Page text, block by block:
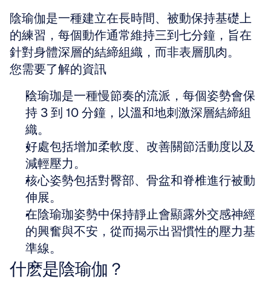
陰瑜伽是一種建立在長時間、被動保持基礎上
的練習，每個動作通常維持三到七分鐘，旨在
針對身體深層的結締組織，而非表層肌肉。
您需要了解的資訊
陰瑜珈是一種慢節奏的流派，每個姿勢會保
持 3 到 10 分鐘，以溫和地刺激深層結締組
織。
好處包括增加柔軟度、改善關節活動度以及
減輕壓力。
核心姿勢包括對臀部、骨盆和脊椎進行被動
伸展。
在陰瑜珈姿勢中保持靜止會顯露外交感神經
的興奮與不安，從而揭示出習慣性的壓力基
準線。
什麽是陰瑜伽？